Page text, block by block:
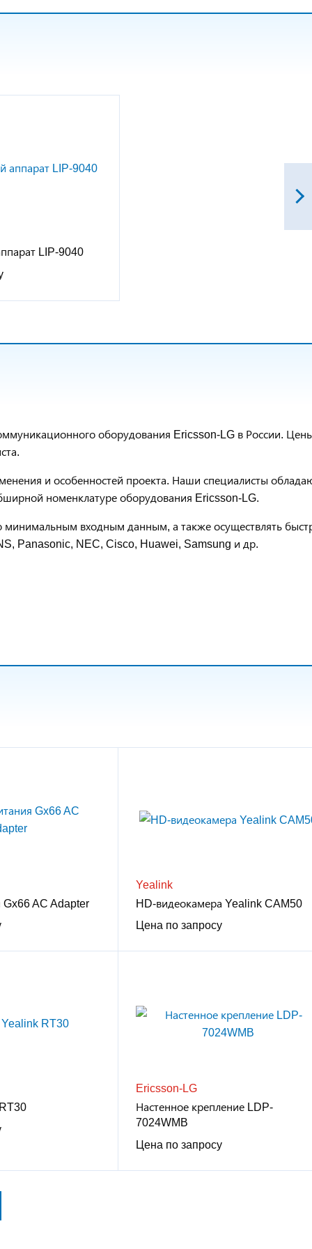
LIP-9040
оборудования Ericsson-LG в России.
и особенностей проекта. Наши специалисты
номенклатуре оборудования Ericsson-LG.
минимальным входным данным, а также осуществлять
Panasonic, NEC, Cisco, Huawei, Samsung и др.
Gx66 AC Adapter
Yealink
HD-видеокамера Yealink CAM50
Цена по запросу
Ericsson-LG
Настенное крепление LDP-
7024WMB
Цена по запросу